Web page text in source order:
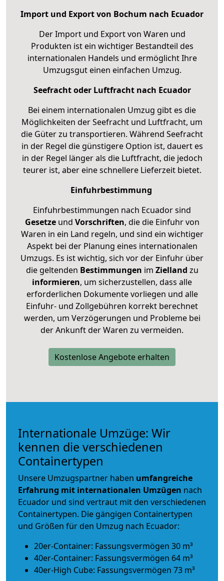
Import und Export von Bochum nach Ecuador
Der Import und Export von Waren und
Produkten ist ein wichtiger Bestandteil des
internationalen Handels und ermöglicht Ihre
Umzugsgut einen einfachen Umzug.
Seefracht oder Luftfracht nach Ecuador
Bei einem internationalen Umzug gibt es die
Möglichkeiten der Seefracht und Luftfracht, um
die Güter zu transportieren. Während Seefracht
in der Regel die günstigere Option ist, dauert es
in der Regel länger als die Luftfracht, die jedoch
teurer ist, aber eine schnellere Lieferzeit bietet.
Einfuhrbestimmung
Einfuhrbestimmungen nach Ecuador sind
Gesetzeund Vorschriften, die die Einfuhr von
Waren in ein Land regeln, und sind ein wichtiger
Aspekt bei der Planung eines internationalen
Umzugs. Es ist wichtig, sich vor der Einfuhr über
die geltenden Bestimmungen im Zielland zu
informieren, um sicherzustellen, dass alle
erforderlichen Dokumente vorliegen und alle
Einfuhr- und Zollgebühren korrekt berechnet
werden, um Verzögerungen und Probleme bei
der Ankunft der Waren zu vermeiden.
Kostenlose Angebote erhalten
Internationale Umzüge: Wir
kennen die verschiedenen
Containertypen
Unsere Umzugspartner haben umfangreiche
Erfahrung mit internationalen Umzügen nach
Ecuador und sind vertraut mit den verschiedenen
Containertypen. Die gängigen Containertypen
und Größen für den Umzug nach Ecuador:
20er-Container: Fassungsvermögen 30 m³
40er-Container: Fassungsvermögen 64 m³
40er-High Cube: Fassungsvermögen 73 m³